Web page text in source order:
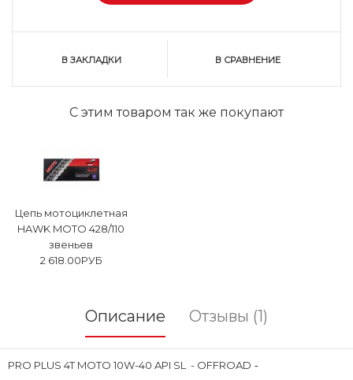
В ЗАКЛАДКИ В СРАВНЕНИЕ
С этим товаром так же покупают
Цепь мотоциклетная
HAWK MOTO 428/110
звеньев
2 618.00РУБ
Описание Отзывы (1)
PRO PLUS 4T MOTO 10W-40 API SL - OFFROAD -